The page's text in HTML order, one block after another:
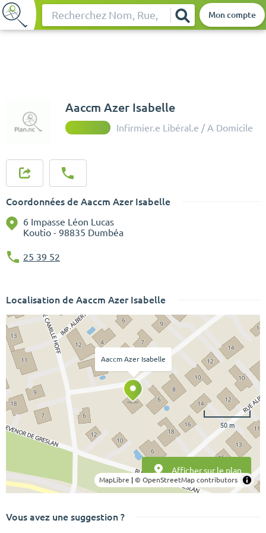
Rechercher Mon compte
Aaccm Azer Isabelle
Infirmier.e Libéral.e / A Domicile
Coordonnées de Aaccm Azer Isabelle
6 Impasse Léon Lucas
Koutio - 98835 Dumbéa
25 39 52
Localisation de Aaccm Azer Isabelle
50 m
MapLibre | © OpenStreetMap contributors
Aaccm Azer Isabelle
Afficher sur le plan
Vous avez une suggestion ?